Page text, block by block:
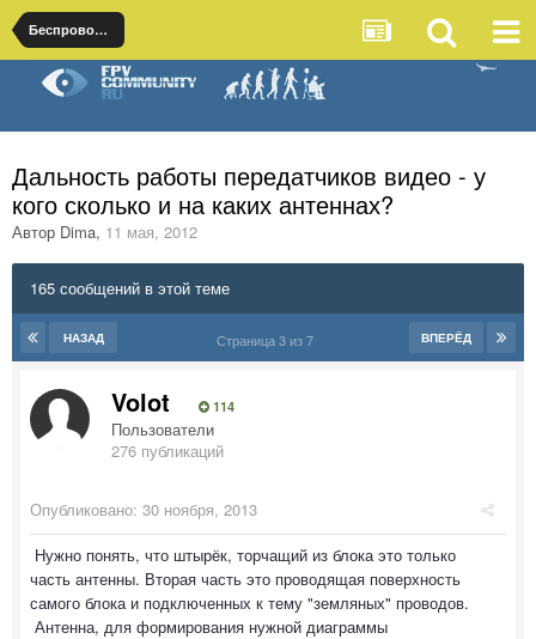
Беспроводные технологии передачи видео
Дальность работы передатчиков видео - у
кого сколько и на каких антеннах?
Автор Dima, 11 мая, 2012
165 сообщений в этой теме
НАЗАД ВПЕРЁД
Страница 3 из 7
Volot 114
Пользователи
276 публикаций
Опубликовано: 30 ноября, 2013
Нужно понять, что штырёк, торчащий из блока это только
часть антенны. Вторая часть это проводящая поверхность
самого блока и подключенных к тему "земляных" проводов.
Антенна, для формирования нужной диаграммы